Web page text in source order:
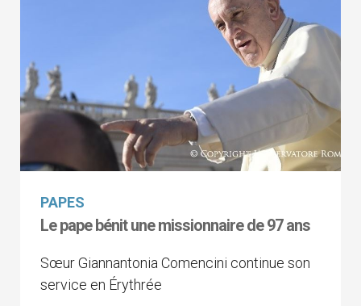
PAPES
Le pape bénit une missionnaire de 97 ans
Sœur Giannantonia Comencini continue son
service en Érythrée